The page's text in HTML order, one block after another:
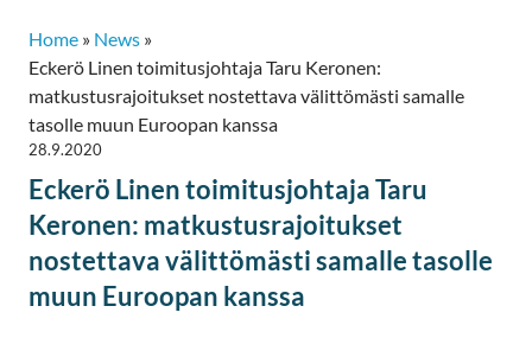
Home » News »
Eckerö Linen toimitusjohtaja Taru Keronen:
matkustusrajoitukset nostettava välittömästi samalle
tasolle muun Euroopan kanssa
28.9.2020
Eckerö Linen toimitusjohtaja Taru
Keronen: matkustusrajoitukset
nostettava välittömästi samalle tasolle
muun Euroopan kanssa